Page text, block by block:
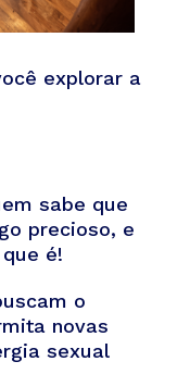
explorar a
sabe que
precioso, e
é!
o
novas
sexual